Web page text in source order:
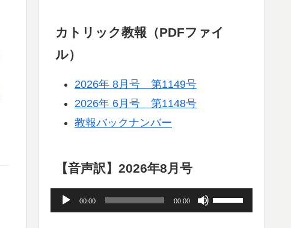
カトリック教報（PDFファイ
ル）
2026年 8月号 第1149号
2026年 6月号 第1148号
教報バックナンバー
【音声訳】2026年8月号
声
00:00 00:00
ボ
リ